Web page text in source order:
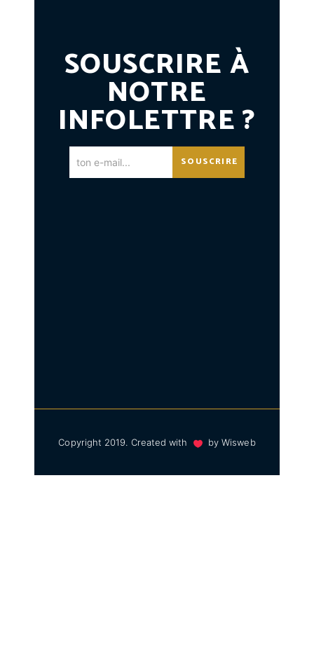
SOUSCRIRE À
NOTRE
INFOLETTRE ?
SOUSCRIRE
Copyright 2019. Created with byWisweb